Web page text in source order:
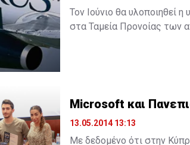
Τον Ιούνιο θα υλοποιηθεί
στα Ταμεία Προνοίας των
Μωϋσέως ανέφερε ότι
εργαζόμενους σήμερα,
θέμα του ΓεΣΥ, τα
κατοικίας, το ελάχιστο
Microsoft και
13.05.2014 13:13
Με δεδομένο ότι στην